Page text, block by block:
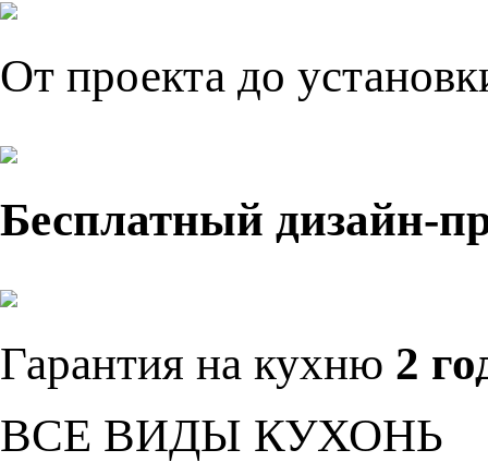
От проекта до
Бесплатный дизайн-
Гарантия на кухню 2
ВСЕ ВИДЫ КУХОНЬ